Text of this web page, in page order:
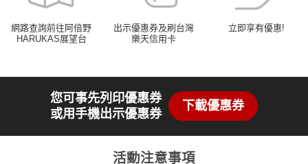
網路查詢前往阿倍野
HARUKAS展望台
出示優惠券及刷台灣
樂天信用卡
立即享有優惠!
您可事先列印優惠券
或用手機出示優惠券
下載優惠券
活動注意事項